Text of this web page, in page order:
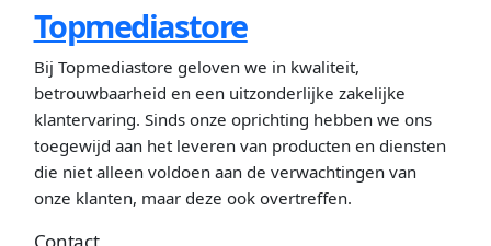
Topmediastore
Bij Topmediastore geloven we in kwaliteit,
betrouwbaarheid en een uitzonderlijke zakelijke
klantervaring. Sinds onze oprichting hebben we ons
toegewijd aan het leveren van producten en diensten
die niet alleen voldoen aan de verwachtingen van
onze klanten, maar deze ook overtreffen.
Contact